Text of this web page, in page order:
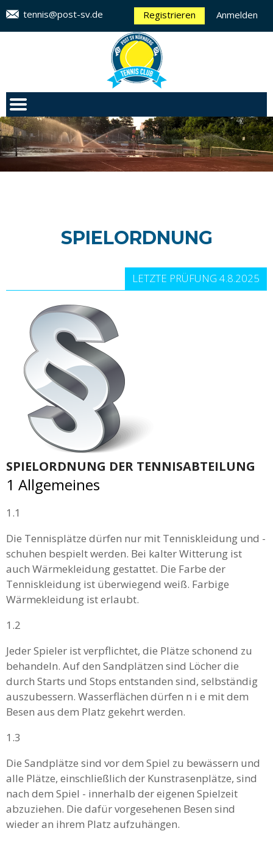
tennis@post-sv.de Registrieren Anmelden
SPIELORDNUNG
LETZTE PRÜFUNG 4.8.2025
SPIELORDNUNG DER TENNISABTEILUNG
1 Allgemeines
1.1
Die Tennisplätze dürfen nur mit Tenniskleidung und -
schuhen bespielt werden. Bei kalter Witterung ist
auch Wärmekleidung gestattet. Die Farbe der
Tenniskleidung ist überwiegend weiß. Farbige
Wärmekleidung ist erlaubt.
1.2
Jeder Spieler ist verpflichtet, die Plätze schonend zu
behandeln. Auf den Sandplätzen sind Löcher die
durch Starts und Stops entstanden sind, selbständig
auszubessern. Wasserflächen dürfen n i e mit dem
Besen aus dem Platz gekehrt werden.
1.3
Die Sandplätze sind vor dem Spiel zu bewässern und
alle Plätze, einschließlich der Kunstrasenplätze, sind
nach dem Spiel - innerhalb der eigenen Spielzeit
abzuziehen. Die dafür vorgesehenen Besen sind
wieder an ihrem Platz aufzuhängen.